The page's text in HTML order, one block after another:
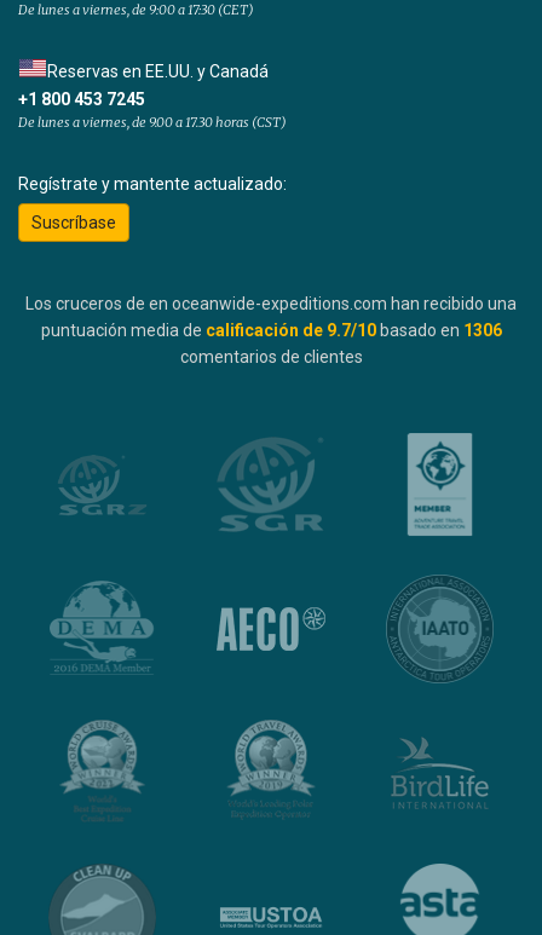
De lunes a viernes, de 9:00 a 17:30 (CET)
Reservas en EE.UU. y Canadá
+1 800 453 7245
De lunes a viernes, de 9.00 a 17.30 horas (CST)
Regístrate y mantente actualizado:
Suscríbase
Los cruceros de en oceanwide-expeditions.com han recibido una
puntuación media de calificación de 9.7/10 basado en 1306
comentarios de clientes